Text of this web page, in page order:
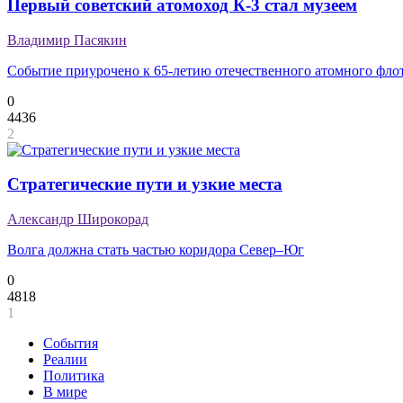
Первый советский атомоход К-3 стал музеем
Владимир Пасякин
Событие приурочено к 65-летию отечественного атомного
0
4436
2
Стратегические пути и узкие места
Александр Широкорад
Волга должна стать частью коридора Север–Юг
0
4818
1
События
Реалии
Политика
В мире